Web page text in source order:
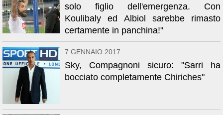
solo figlio dell'emergenza. Con
Koulibaly ed Albiol sarebbe rimasto
certamente in panchina!"
7 GENNAIO 2017
Sky, Compagnoni sicuro: "Sarri ha
bocciato completamente Chiriches"